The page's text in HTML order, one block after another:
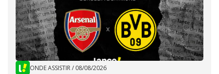
ONDE ASSISTIR/ 08/08/2026